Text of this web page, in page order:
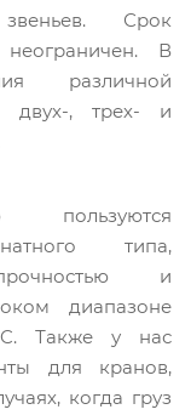
Срок
В
различной
двух-, трех- и
пользуются
типа,
и
диапазоне
Также у нас
для кранов,
когда груз